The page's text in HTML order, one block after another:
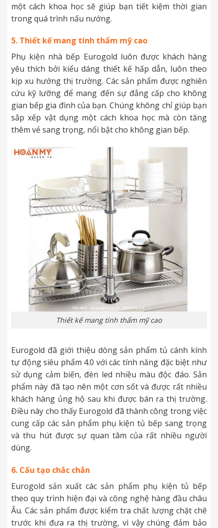
một cách khoa học sẽ giúp bạn tiết kiệm thời gian
trong quá trình nấu nướng.
5. Thiết kế mang tính thẩm mỹ cao
Phụ kiện nhà bếp Eurogold luôn được khách hàng
yêu thích bởi kiểu dáng thiết kế hấp dẫn, luôn theo
kịp xu hướng thị trường. Các sản phẩm được nghiên
cứu kỹ lưỡng để mang đến sự đẳng cấp cho không
gian bếp gia đình của bạn. Chúng không chỉ giúp bạn
sắp xếp vật dụng một cách khoa học mà còn tăng
thêm vẻ sang trọng, nổi bật cho không gian bếp.
Thiết kế mang tính thẩm mỹ cao
Eurogold đã giới thiệu dòng sản phẩm tủ cánh kính
tự động siêu phẩm 4.0 với các tính năng đặc biệt như
sử dụng cảm biến, đèn led nhiều màu độc đáo. Sản
phẩm này đã tạo nên một cơn sốt và được rất nhiều
khách hàng ủng hộ sau khi được bán ra thị trường.
Điều này cho thấy Eurogold đã thành công trong việc
cung cấp các sản phẩm phụ kiện tủ bếp sang trọng
và thu hút được sự quan tâm của rất nhiều người
dùng.
6. Cấu tạo chắc chắn
Eurogold sản xuất các sản phẩm phụ kiện tủ bếp
theo quy trình hiện đại và công nghệ hàng đầu châu
Âu. Các sản phẩm được kiểm tra chất lượng chặt chẽ
trước khi đưa ra thị trường, vì vậy chúng đảm bảo